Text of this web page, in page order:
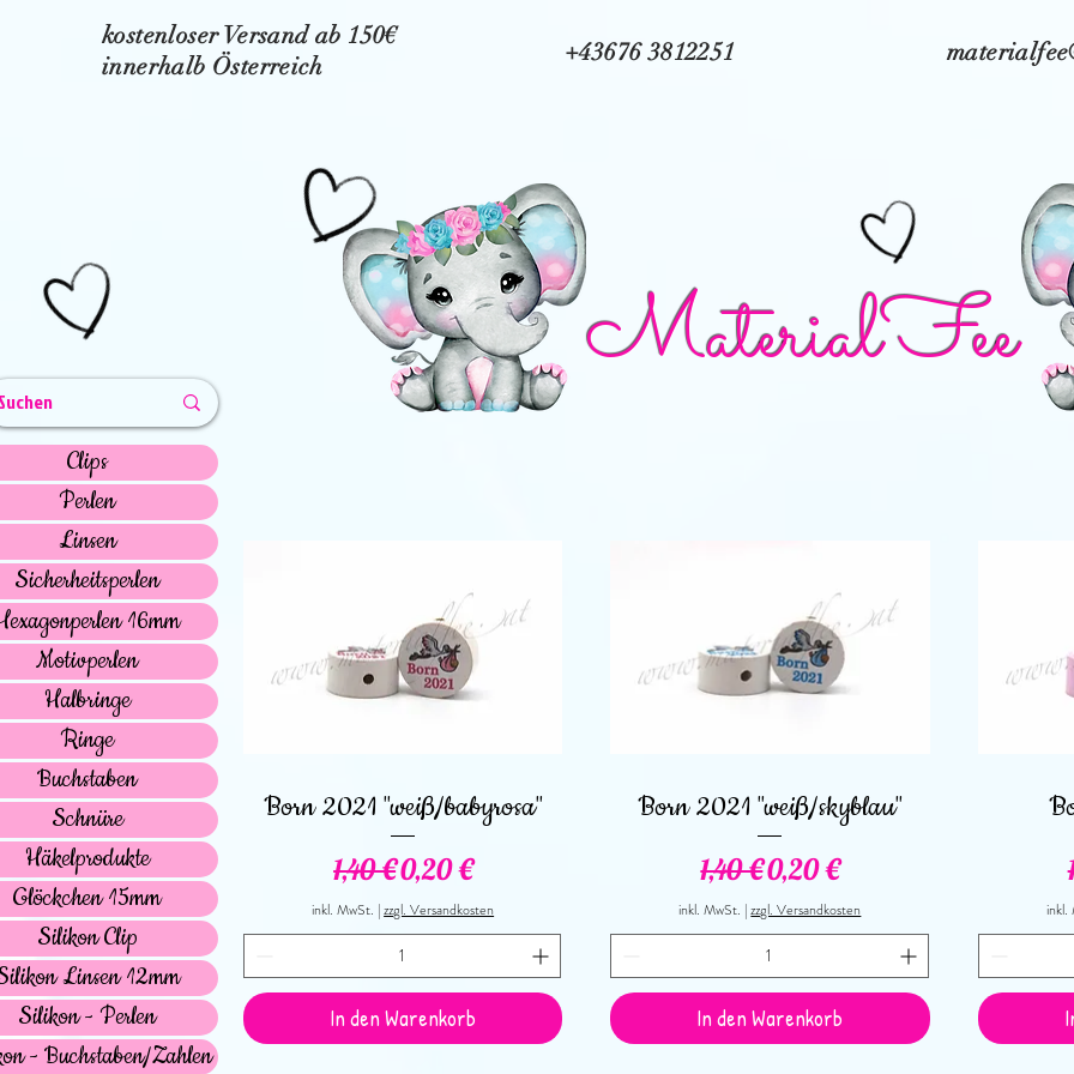
kostenloser Versand ab 150€
innerhalb Österreich
+43676 3812251
MaterialFee
Schnellansicht
Born 2021 "weiß/babyrosa"
Standardpreis
1,40 €Sale-Preis
0,20 €
inkl. MwSt. |zzgl. Versandkosten
In den Warenkorb
Schnellansicht
Born 2021 "weiß/skyblau"
Standardpreis
1,40 €Sale-Preis
0,20 €
inkl. MwSt. |zzgl. Versandkosten
In den Warenkorb
inkl.
Clips
Perlen
Linsen
Sicherheitsperlen
16mm
Motivperlen
Halbringe
Ringe
Buchstaben
Schnüre
Häkelprodukte
Glöckchen 15mm
Silikon Clip
Linsen 12mm
Silikon - Perlen
- Buchstaben/Zahlen